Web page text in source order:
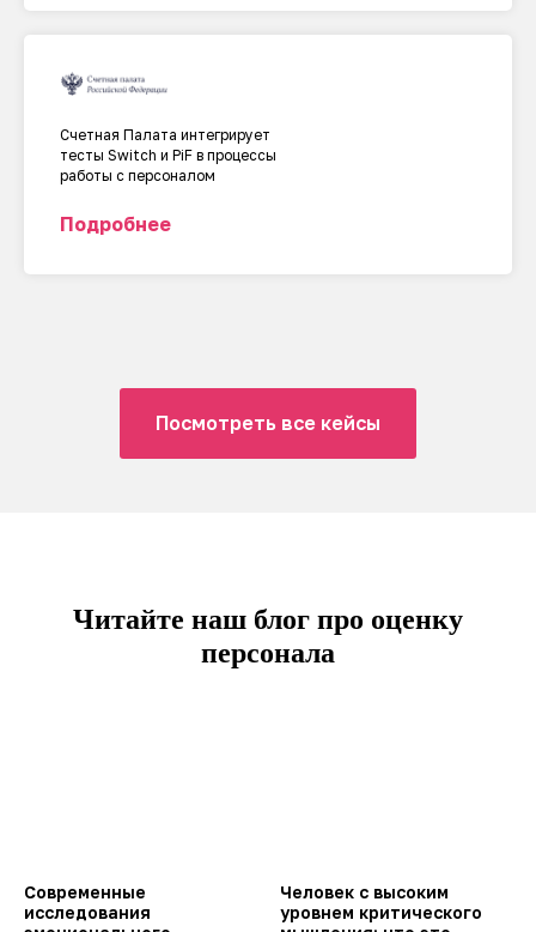
Счетная Палата интегрирует
тесты Switch и PiF в процессы
работы с персоналом
Подробнее
Посмотреть все кейсы
Читайте наш блог про оценку
персонала
Современные
исследования
Человек с высоким
уровнем критического